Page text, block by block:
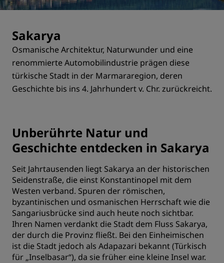
Sakarya
Osmanische Architektur, Naturwunder und eine
renommierte Automobilindustrie prägen diese
türkische Stadt in der Marmararegion, deren
Geschichte bis ins 4. Jahrhundert v. Chr. zurückreicht.
Unberührte Natur und
Geschichte entdecken in Sakarya
Seit Jahrtausenden liegt Sakarya an der historischen
Seidenstraße, die einst Konstantinopel mit dem
Westen verband. Spuren der römischen,
byzantinischen und osmanischen Herrschaft wie die
Sangariusbrücke sind auch heute noch sichtbar.
Ihren Namen verdankt die Stadt dem Fluss Sakarya,
der durch die Provinz fließt. Bei den Einheimischen
ist die Stadt jedoch als Adapazari bekannt (Türkisch
für „Inselbasar“), da sie früher eine kleine Insel war.